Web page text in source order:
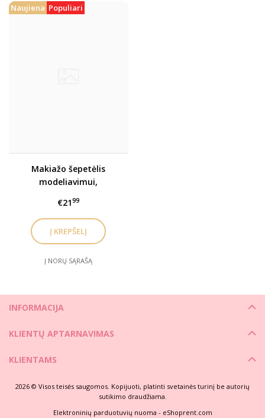
Naujiena Populiari
Makiažo šepetėlis
modeliavimui,
plauko #2
€2199
Į NORŲ SĄRAŠĄ
INFORMACIJA
KLIENTŲ APTARNAVIMAS
KLIENTAMS
2026 © Visos teisės saugomos. Kopijuoti, platinti svetainės turinį be autorių
sutikimo draudžiama.
Elektroninių parduotuvių nuoma - eShoprent.com